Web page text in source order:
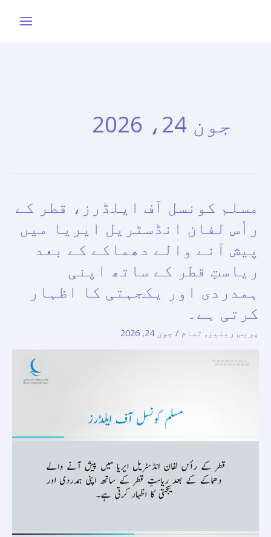
جون 24، 2026
مسلم کونسل آف ایلڈرز، قطر کے
رأس لفان انڈسٹریل ایریا میں
پیش آنے والے دھماکے کے بعد
ریاستِ قطر کے ساتھ اپنی
ہمدردی اور یکجہتی کا اظہار
کرتی ہے۔
پریس ریلیز , تمام / جون 24, 2026
کونسل
آف
ایلڈرز،
رأس
لفان
انڈسٹریل
ایریا
میں
ساتھ